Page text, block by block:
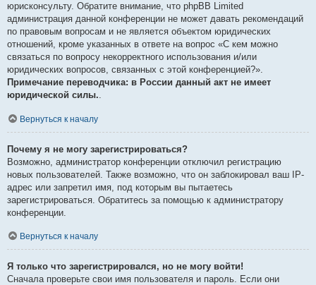
юрисконсульту. Обратите внимание, что phpBB Limited
администрация данной конференции не может давать рекомендаций
по правовым вопросам и не является объектом юридических
отношений, кроме указанных в ответе на вопрос «С кем можно
связаться по вопросу некорректного использования и/или
юридических вопросов, связанных с этой конференцией?».
Примечание переводчика: в России данный акт не имеет
юридической силы..
Вернуться к началу
Почему я не могу зарегистрироваться?
Возможно, администратор конференции отключил регистрацию
новых пользователей. Также возможно, что он заблокировал ваш IP-
адрес или запретил имя, под которым вы пытаетесь
зарегистрироваться. Обратитесь за помощью к администратору
конференции.
Вернуться к началу
Я только что зарегистрировался, но не могу войти!
Сначала проверьте свои имя пользователя и пароль. Если они